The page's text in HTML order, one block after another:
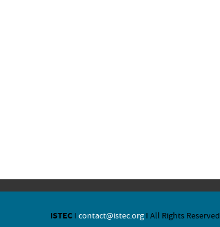
ISTEC I contact@istec.org I All Rights Reserved